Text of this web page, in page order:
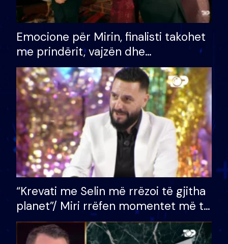
Emocione për Mirin, finalisti takohet
me prindërit, vajzën dhe
bashkëshorten: S’kemi ndonjë letër
divorci apo jo?
“Krevati me Selin më rrëzoi të gjitha
planet”/ Miri rrëfen momentet më të
bukura në shtëpinë e BB VIP: Do më
mungojë zilja e mëngjesit kur…